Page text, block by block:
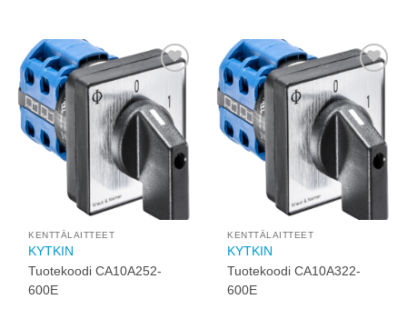
Add to
wishlist
KENTTÄLAITTEET
KYTKIN
Tuotekoodi CA10A252-
600E
Add to
wishlist
KENTTÄLAITTEET
KYTKIN
Tuotekoodi CA10A322-
600E